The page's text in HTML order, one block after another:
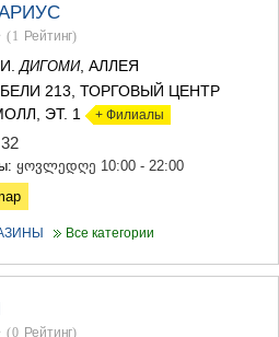
(1 Рейтинг)
ДИГОМИ, АЛЛЕЯ
213, ТОРГОВЫЙ ЦЕНТР
ЭТ. 1 + Филиалы
ყოვლედღე 10:00 - 22:00
Все категории
(0 Рейтинг)